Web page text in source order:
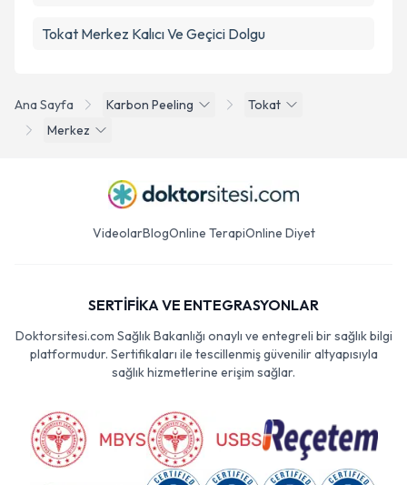
Ana Sayfa Karbon Peeling
Tokat
Merkez
Tokat Merkez Kalıcı Ve Geçici Dolgu
VideolarBlogOnline TerapiOnline Diyet
SERTİFİKA VE ENTEGRASYONLAR
Doktorsitesi.com Sağlık Bakanlığı onaylı ve entegreli bir sağlık bilgi
platformudur. Sertifikaları ile tescillenmiş güvenilir altyapısıyla
sağlık hizmetlerine erişim sağlar.